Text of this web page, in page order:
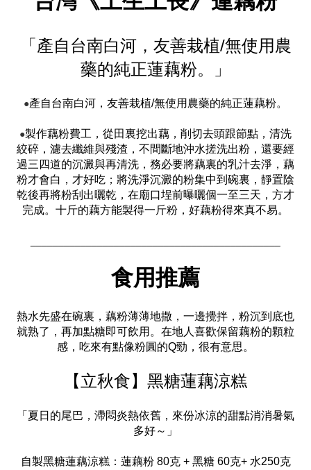
「 產自台南白河，友善栽植/無使用農
藥的純正蓮藕粉。」
●產自台南白河，友善栽植/無使用農藥的純正蓮藕粉。
●製作藕粉費工，從田裏挖出藕，削切去頭跟節點，清洗
絞碎，濾去纖維與殘渣，不間斷地沖水搓洗出粉，還要經
過三四道的沉澱與再清洗，務必要將藕裏的乳汁去淨，藕
粉才會白，才好吃；將洗淨沉澱的粉集中到碗裏，靜置陰
乾後再將粉刮出曬乾，在廟口埕前曝曬個一至三天，方才
完成。十斤的藕方能製得一斤粉，好藕粉得來真不易。
食用推薦
熱水先盛在碗裏，藕粉薄薄地撒，一邊攪拌，粉沉到底也
就熟了，再加點糖即可飲用。在地人喜歡保留藕粉的顆粒
感，吃來有點像粉圓的Q勁，很有意思。
【立秋食】黑糖蓮藕涼糕
「夏日的尾巴，滯悶炎熱依舊，來份冰涼的甜點消消暑氣
多好～」
自製黑糖蓮藕涼糕： 蓮藕粉 80克 + 黑糖 60克+ 水250克